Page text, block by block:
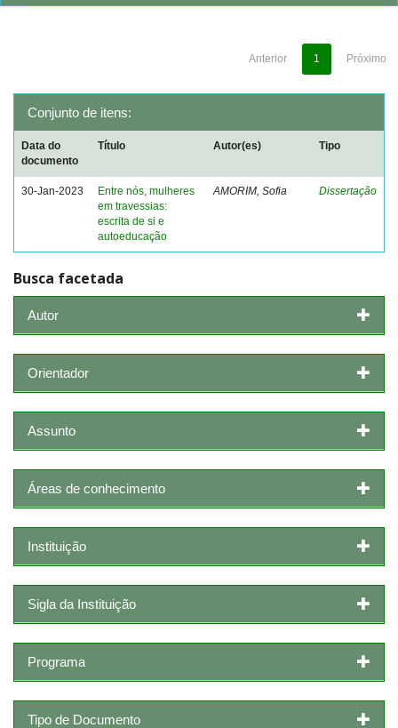
Anterior 1 Próximo
Conjunto de itens:
Data do
documento
Título Autor(es) Tipo
30-Jan-2023
Entre nós, mulheres
em travessias:
escrita de si e
autoeducação
AMORIM, Sofia Dissertação
Busca facetada
Autor
Orientador
Assunto
Áreas de conhecimento
Instituição
Sigla da Instituição
Programa
Tipo de Documento